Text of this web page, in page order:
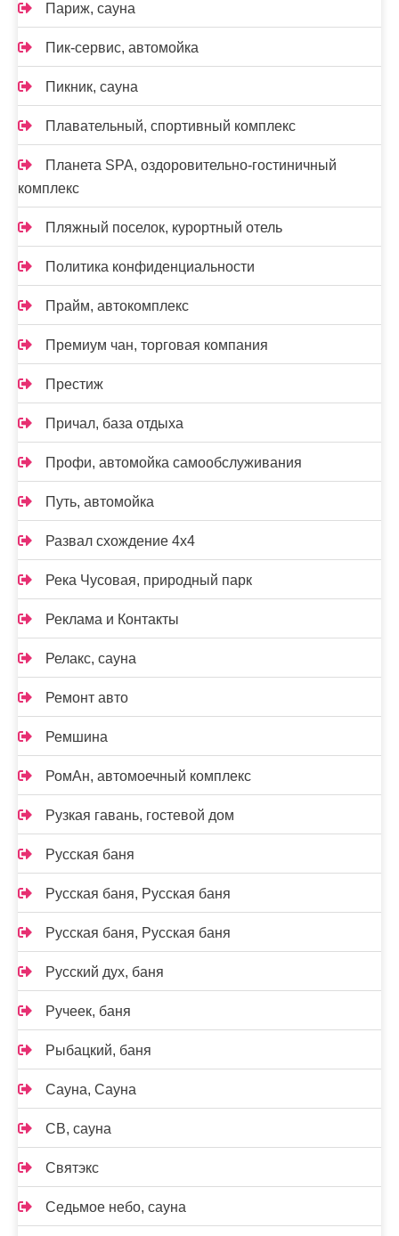
Париж, сауна
Пик-сервис, автомойка
Пикник, сауна
Плавательный, спортивный комплекс
Планета SPA, оздоровительно-гостиничный
комплекс
Пляжный поселок, курортный отель
Политика конфиденциальности
Прайм, автокомплекс
Премиум чан, торговая компания
Престиж
Причал, база отдыха
Профи, автомойка самообслуживания
Путь, автомойка
Развал схождение 4х4
Река Чусовая, природный парк
Реклама и Контакты
Релакс, сауна
Ремонт авто
Ремшина
РомАн, автомоечный комплекс
Рузкая гавань, гостевой дом
Русская баня
Русская баня, Русская баня
Русская баня, Русская баня
Русский дух, баня
Ручеек, баня
Рыбацкий, баня
Сауна, Сауна
СВ, сауна
Святэкс
Седьмое небо, сауна